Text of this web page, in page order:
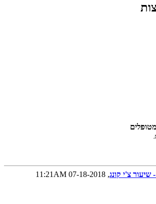
צ'י קונג, 07-18-2018 11:21AM